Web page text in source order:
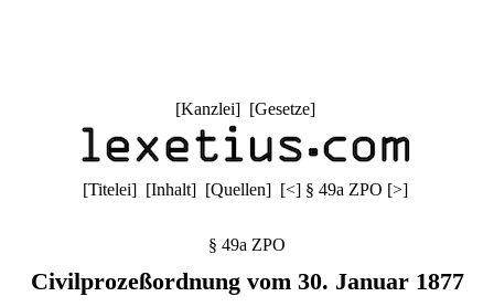
[Kanzlei] [Gesetze]
[Titelei] [Inhalt] [Quellen] [<] § 49a ZPO [>]
§ 49a ZPO
Civilprozeßordnung vom 30. Januar 1877